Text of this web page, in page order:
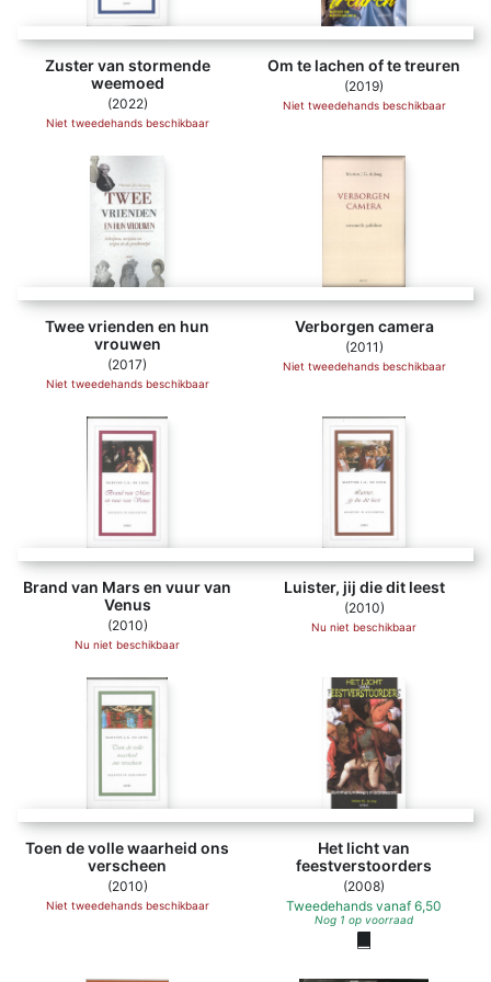
Bron:Wikipedia
Zuster van stormende
weemoed
(2022)
Niet tweedehands beschikbaar
Om te lachen of te treuren
(2019)
Niet tweedehands beschikbaar
Twee vrienden en hun
vrouwen
(2017)
Niet tweedehands beschikbaar
Verborgen camera
(2011)
Niet tweedehands beschikbaar
Brand van Mars en vuur van
Venus
(2010)
Nu niet beschikbaar
Luister, jij die dit leest
(2010)
Nu niet beschikbaar
Toen de volle waarheid ons
verscheen
(2010)
Niet tweedehands beschikbaar
Het licht van
feestverstoorders
(2008)
Tweedehands vanaf 6,50
Nog 1 op voorraad